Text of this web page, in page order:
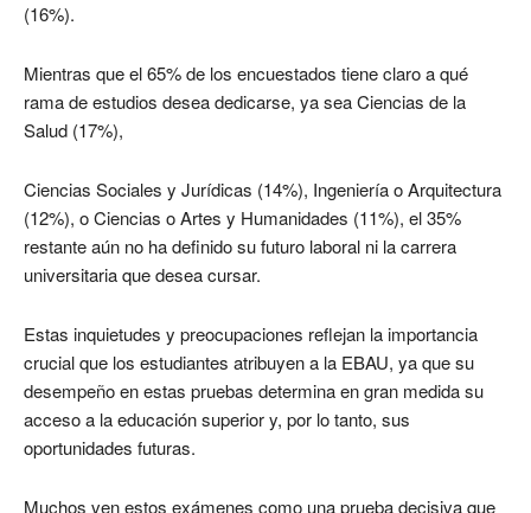
(16%).
Mientras que el 65% de los encuestados tiene claro a qué
rama de estudios desea dedicarse, ya sea Ciencias de la
Salud (17%),
Ciencias Sociales y Jurídicas (14%), Ingeniería o Arquitectura
(12%), o Ciencias o Artes y Humanidades (11%), el 35%
restante aún no ha definido su futuro laboral ni la carrera
universitaria que desea cursar.
Estas inquietudes y preocupaciones reflejan la importancia
crucial que los estudiantes atribuyen a la EBAU, ya que su
desempeño en estas pruebas determina en gran medida su
acceso a la educación superior y, por lo tanto, sus
oportunidades futuras.
Muchos ven estos exámenes como una prueba decisiva que